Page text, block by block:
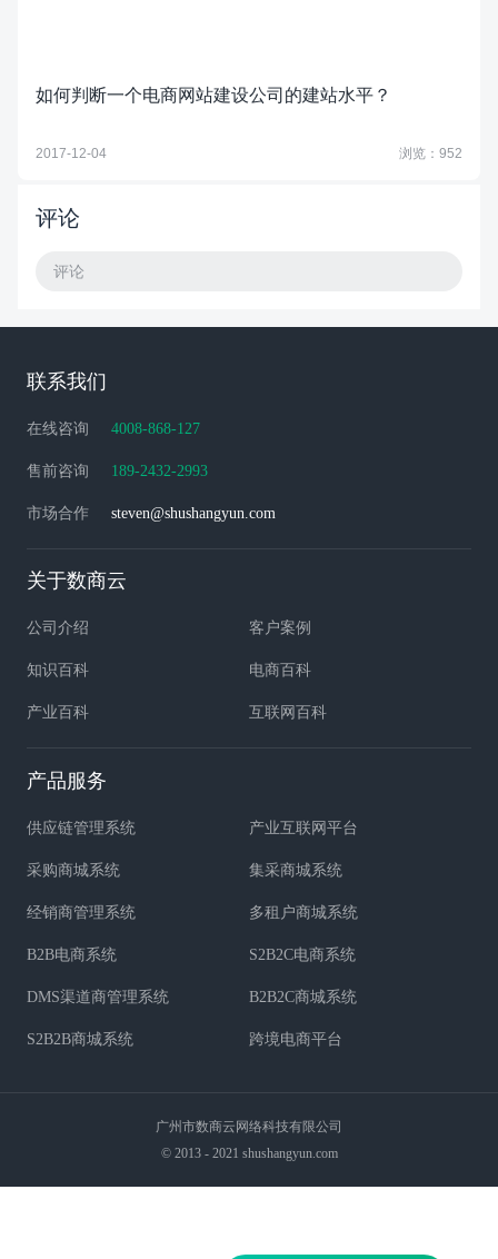
如何判断一个电商网站建设公司的建站水平？
2017-12-04 浏览：952
评论
评论
联系我们
在线咨询 4008-868-127
售前咨询 189-2432-2993
市场合作 steven@shushangyun.com
关于数商云
公司介绍 客户案例
知识百科 电商百科
产业百科 互联网百科
产品服务
供应链管理系统 产业互联网平台
采购商城系统 集采商城系统
经销商管理系统 多租户商城系统
B2B电商系统 S2B2C电商系统
DMS渠道商管理系统 B2B2C商城系统
S2B2B商城系统 跨境电商平台
广州市数商云网络科技有限公司
© 2013 - 2021 shushangyun.com